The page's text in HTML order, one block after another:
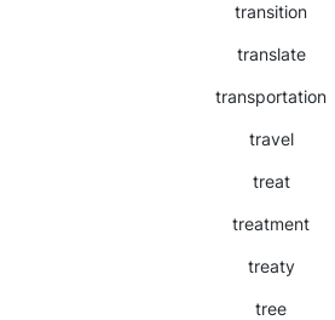
transition
translate
transportation
travel
treat
treatment
treaty
tree